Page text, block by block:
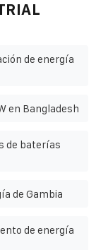
de energía
en Bangladesh
de baterías
de Gambia
de energía